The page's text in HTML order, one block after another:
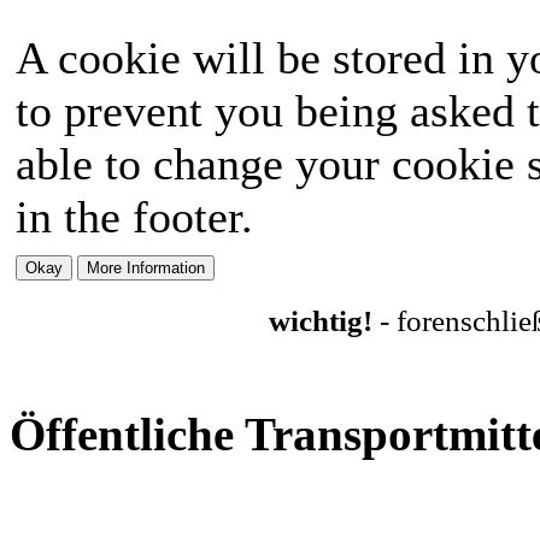
A cookie will be stored in
to prevent you being
able to change your
in the footer.
wichtig! -
Öffentliche